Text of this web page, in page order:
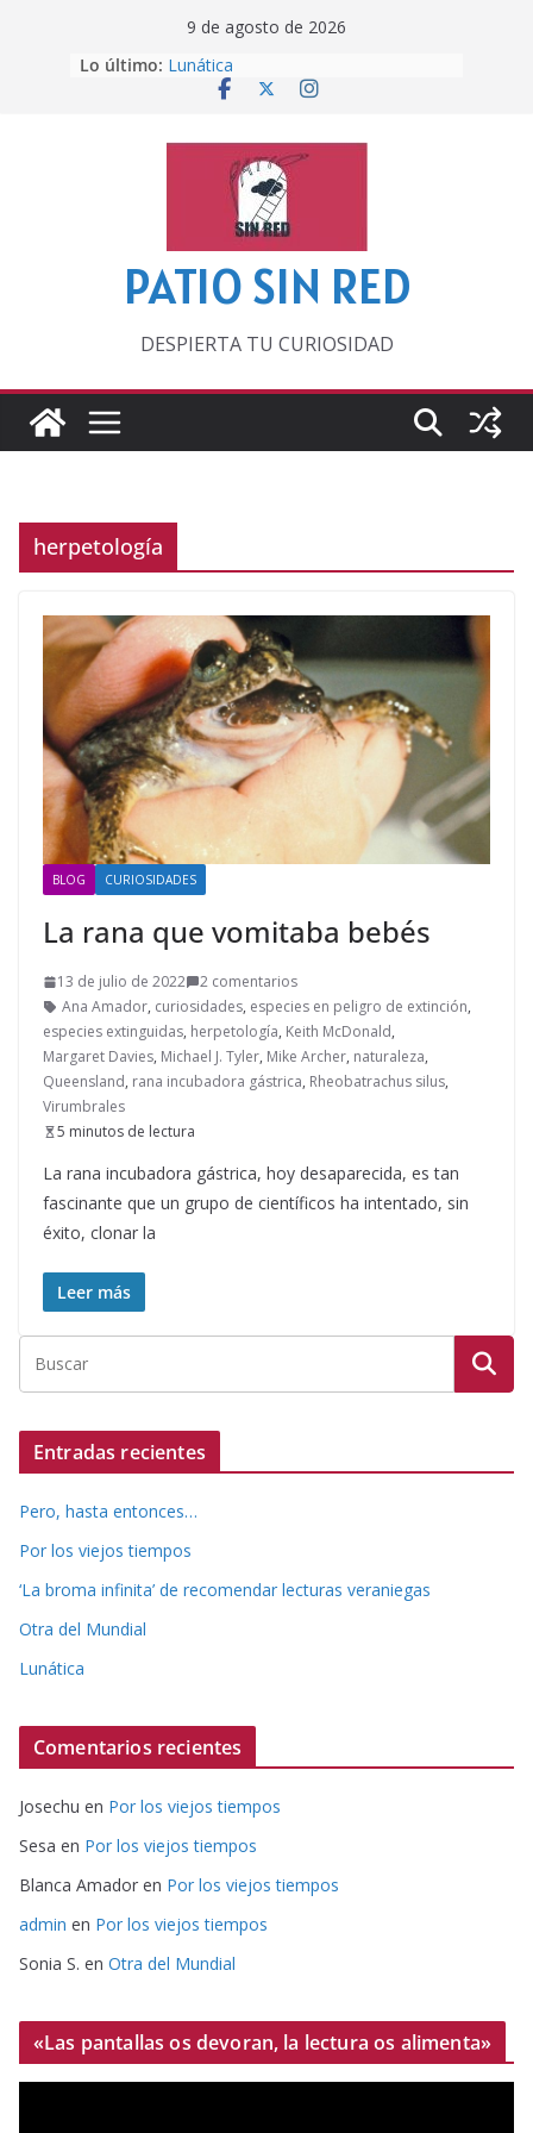
9 de agosto de 2026
Lo último: Lunática
Pero, hasta entonces…
‘La broma infinita’ de recomendar
lecturas veraniegas
Otra del Mundial
PATIO SIN RED
DESPIERTA TU CURIOSIDAD
herpetología
BLOG CURIOSIDADES
La rana que vomitaba bebés
13 de julio de 2022
2 comentarios
Ana Amador, curiosidades, especies en peligro de extinción,
especies extinguidas, herpetología, Keith McDonald,
Margaret Davies, Michael J. Tyler, Mike Archer, naturaleza,
Queensland, rana incubadora gástrica, Rheobatrachus silus,
Virumbrales
5 minutos de lectura
La rana incubadora gástrica, hoy desaparecida, es tan
fascinante que un grupo de científicos ha intentado, sin
éxito, clonar la
Leer más
Entradas recientes
Pero, hasta entonces…
Por los viejos tiempos
‘La broma infinita’ de recomendar lecturas veraniegas
Otra del Mundial
Lunática
Comentarios recientes
Josechu en Por los viejos tiempos
Sesa en Por los viejos tiempos
Blanca Amador en Por los viejos tiempos
admin en Por los viejos tiempos
Sonia S. en Otra del Mundial
«Las pantallas os devoran, la lectura os alimenta»